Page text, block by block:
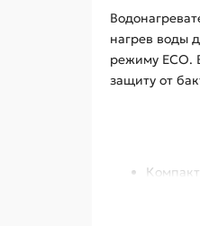
нагрев воды
режиму ECO.
защиту от